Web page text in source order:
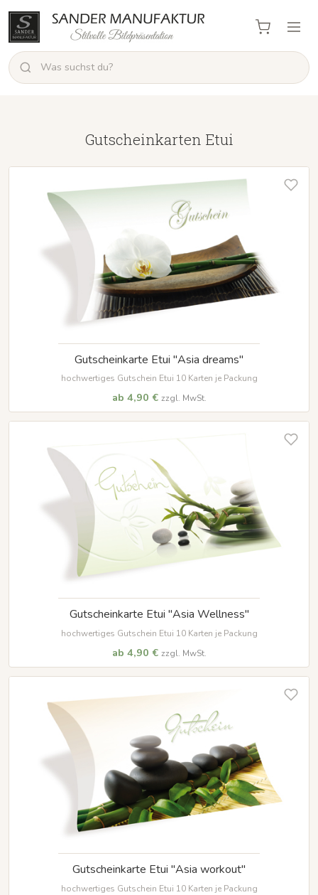
Gutscheinkarten Etui
Gutscheinkarte Etui "Asia dreams"
hochwertiges Gutschein Etui 10 Karten je Packung
ab 4,90 € zzgl. MwSt.
Gutscheinkarte Etui "Asia Wellness"
hochwertiges Gutschein Etui 10 Karten je Packung
ab 4,90 € zzgl. MwSt.
Gutscheinkarte Etui "Asia workout"
hochwertiges Gutschein Etui 10 Karten je Packung